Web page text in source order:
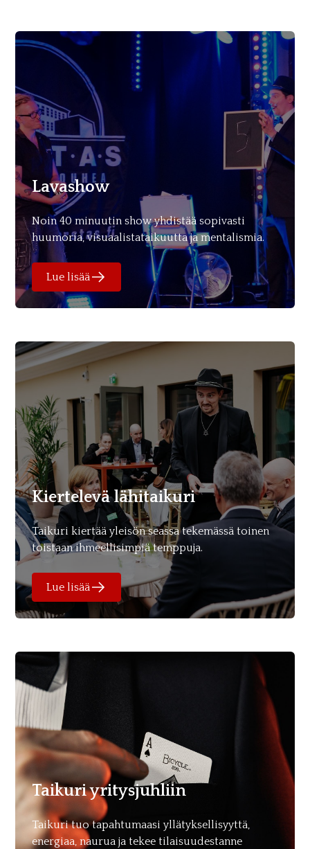
Lavashow
Noin 40 minuutin show yhdistää sopivasti
huumoria, visuaalistataikuutta ja mentalismia.
Lue lisää
Kiertelevä lähitaikuri
Taikuri kiertää yleisön seassa tekemässä toinen
toistaan ihmeellisimpiä temppuja.
Lue lisää
Taikuri yritysjuhliin
Taikuri tuo tapahtumaasi yllätyksellisyyttä,
energiaa, naurua ja tekee tilaisuudestanne